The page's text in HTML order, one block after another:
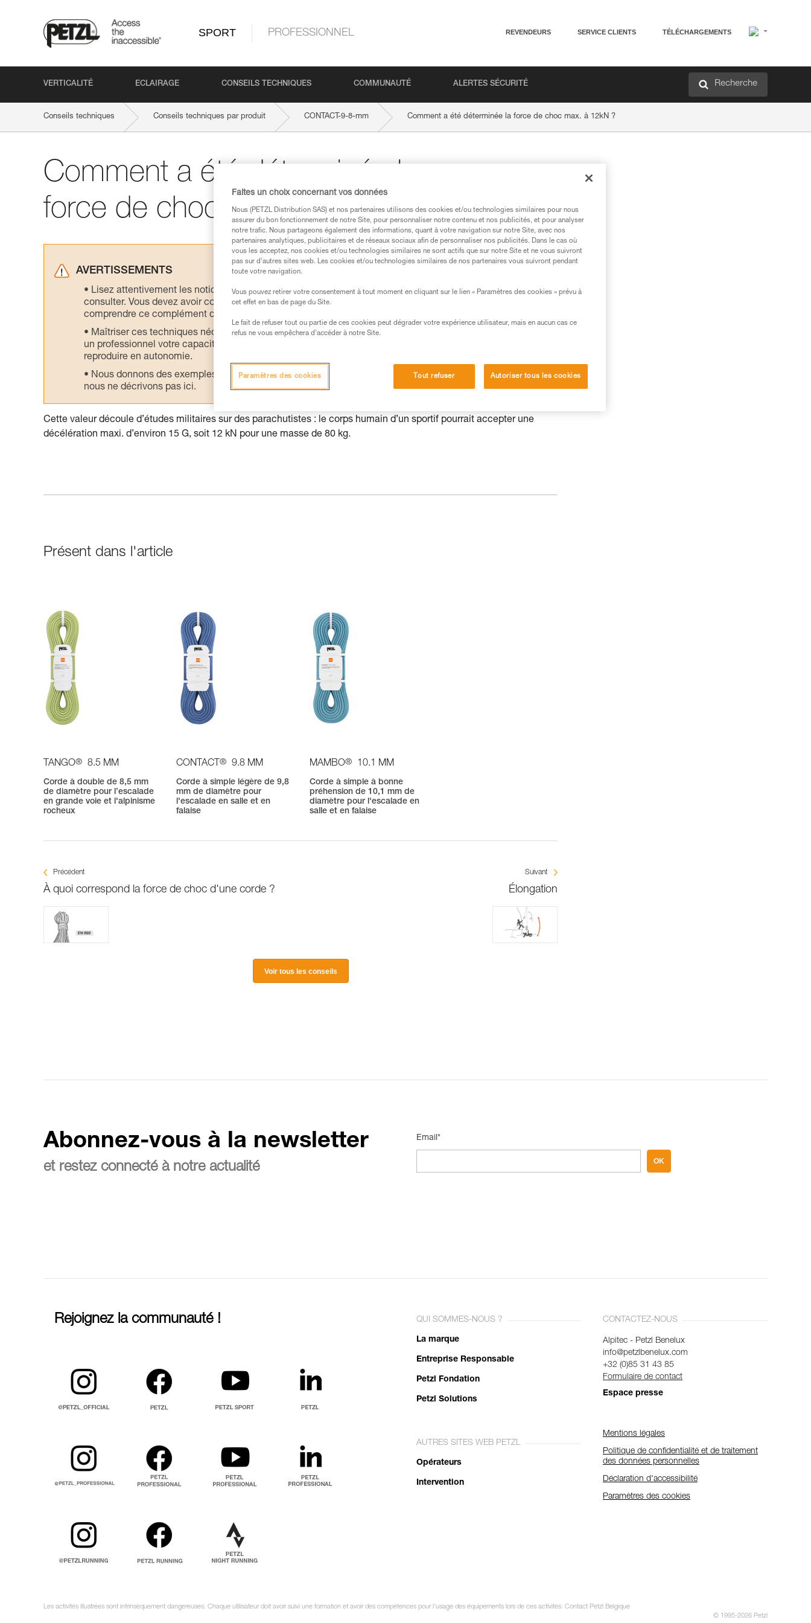
SPORT PROFESSIONNEL REVENDEURS SERVICE CLIENTS TÉLÉCHARGEMENTS
VERTICALITÉ ECLAIRAGE CONSEILS TECHNIQUES COMMUNAUTÉ ALERTES SÉCURITÉ Recherche
Conseils techniques Conseils techniques par produit CONTACT-9-8-mm Comment a été déterminée la force de choc max. à 12kN ?
Comment a été déterminée la
force de choc max. à 12kN ?
AVERTISSEMENTS
Lisez attentivement les notices techniques des produits utilisés dans ce conseil avant de le
consulter. Vous devez avoir compris les informations de la notice technique pour pouvoir
comprendre ce complément d’informations.
Maîtriser ces techniques nécessite une formation et un entraînement spécifique. Validez avec
un professionnel votre capacité à refaire la manipulation, seul, en toute sécurité, avant de la
reproduire en autonomie.
Nous donnons des exemples de techniques liées à votre activité. Il peut en exister d’autres que
nous ne décrivons pas ici.
Cette valeur découle d’études militaires sur des parachutistes : le corps humain d’un sportif pourrait accepter une
décélération maxi. d’environ 15 G, soit 12 kN pour une masse de 80 kg.
Présent dans l'article
TANGO® 8.5 MM
Corde à double de 8,5 mm
de diamètre pour l’escalade
en grande voie et l'alpinisme
rocheux
CONTACT® 9.8 MM
Corde à simple légère de 9,8
mm de diamètre pour
l'escalade en salle et en
falaise
MAMBO® 10.1 MM
Corde à simple à bonne
préhension de 10,1 mm de
diamètre pour l'escalade en
salle et en falaise
Précédent
À quoi correspond la force de choc d'une corde ?
Suivant
Élongation
Voir tous les conseils
Abonnez-vous à la newsletter
et restez connecté à notre actualité
Email*
OK
Rejoignez la communauté ! QUI SOMMES-NOUS ?
La marque
Entreprise Responsable
Petzl Fondation
Petzl Solutions
AUTRES SITES WEB PETZL
Opérateurs
Intervention
CONTACTEZ-NOUS
Alpitec - Petzl Benelux
info@petzlbenelux.com
+32 (0)85 31 43 85
Formulaire de contact
Espace presse
Mentions légales
Politique de confidentialité et de traitement
des données personnelles
Déclaration d'accessibilité
Paramètres des cookies
Les activités illustrées sont intrinsèquement dangereuses. Chaque utilisateur doit avoir suivi une formation et avoir des compétences pour l’usage des équipements lors de ces activités. Contact Petzl Belgique
© 1995-2026 Petzl
Faites un choix concernant vos données
Nous (PETZL Distribution SAS) et nos partenaires utilisons des cookies et/ou technologies similaires pour nous
assurer du bon fonctionnement de notre Site, pour personnaliser notre contenu et nos publicités, et pour analyser
notre trafic. Nous partageons également des informations, quant à votre navigation sur notre Site, avec nos
partenaires analytiques, publicitaires et de réseaux sociaux afin de personnaliser nos publicités. Dans le cas où
vous les acceptez, nos cookies et/ou technologies similaires ne sont actifs que sur notre Site et ne vous suivront
pas sur d’autres sites web. Les cookies et/ou technologies similaires de nos partenaires vous suivront pendant
toute votre navigation.
Vous pouvez retirer votre consentement à tout moment en cliquant sur le lien « Paramètres des cookies » prévu à
cet effet en bas de page du Site.
Le fait de refuser tout ou partie de ces cookies peut dégrader votre expérience utilisateur, mais en aucun cas ce
refus ne vous empêchera d’accéder à notre Site.
Tout refuser Autoriser tous les cookies
Paramètres des cookies